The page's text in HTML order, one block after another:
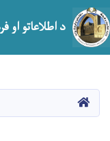
د اطلاعاتو او
HOME